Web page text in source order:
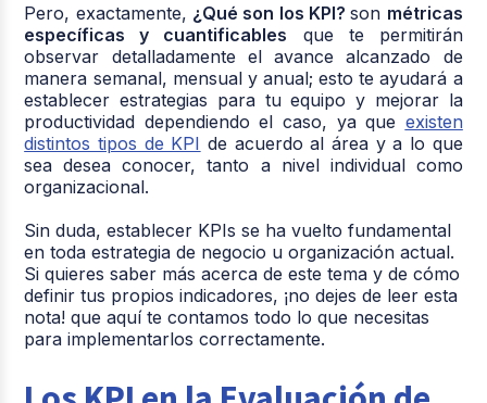
Pero, exactamente, ¿Qué son los KPI?son métricas
específicas y cuantificables que te permitirán
observar detalladamente el avance alcanzado de
manera semanal, mensual y anual; esto te ayudará a
establecer estrategias para tu equipo y mejorar la
productividad dependiendo el caso, ya que existen
distintos tipos de KPI de acuerdo al área y a lo que
sea desea conocer, tanto a nivel individual como
organizacional.
Sin duda, establecer KPIs se ha vuelto fundamental
en toda estrategia de negocio u organización actual.
Si quieres saber más acerca de este tema y de cómo
definir tus propios indicadores, ¡no dejes de leer esta
nota! que aquí te contamos todo lo que necesitas
para implementarlos correctamente.